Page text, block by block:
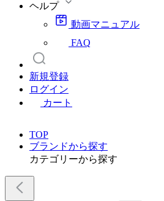
ヘルプ
動画マニュアル
FAQ
新規登録
ログイン
カート
TOP
ブランドから探す
カテゴリーから探す